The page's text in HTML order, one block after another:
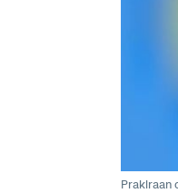
Prakiraan